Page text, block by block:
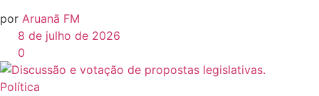
por Aruanã FM
8 de julho de 2026
0
Política